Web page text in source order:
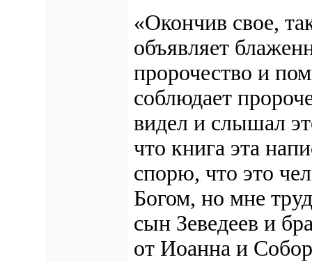
«Окончив свое,
объявляет
пророчество и
соблюдает
видел и слышал
что книга эта
спорю, что это
Богом, но мне
сын Зеведеев и
от Иоанна и